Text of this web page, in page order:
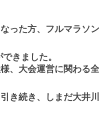
った方、フルマラソ
きました。
、大会運営に関わる
き続き、しまだ大井